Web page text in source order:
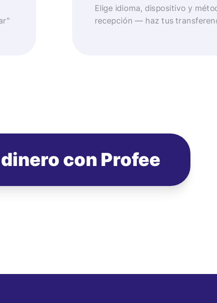
Elige idioma, dispositivo y
recepción — haz tus
con Profee